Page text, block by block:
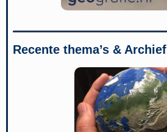
Recente thema’s & Archief